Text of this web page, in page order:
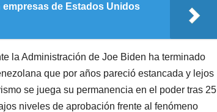
de Estados Unidos
la Administración de Joe Biden ha terminado
que por años pareció estancada y lejos
se juega su permanencia en el poder tras 25
niveles de aprobación frente al fenómeno